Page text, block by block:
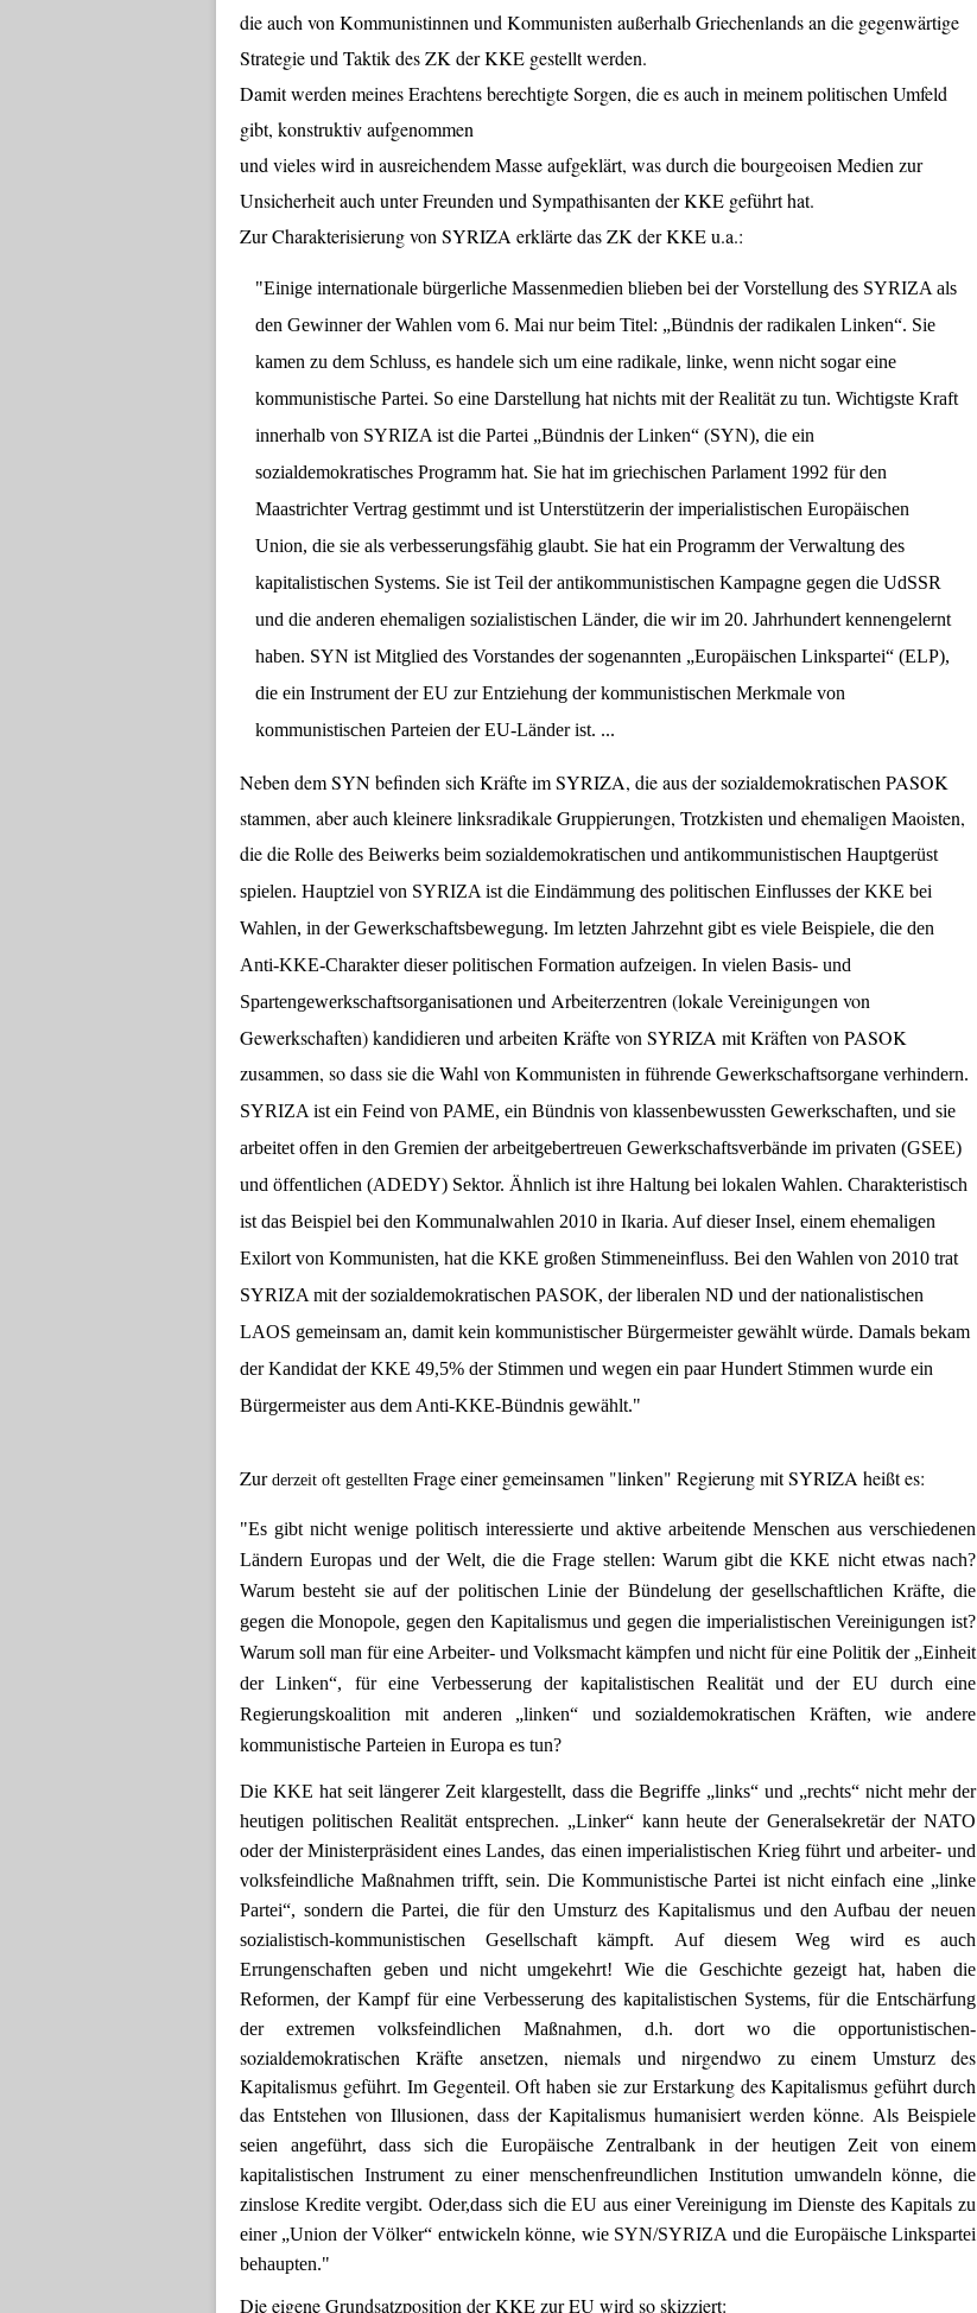
die auch von Kommunistinnen und Kommunisten außerhalb Griechenlands an die gegenwärtige
Strategie und Taktik des ZK der KKE gestellt werden.
Damit werden meines Erachtens berechtigte Sorgen, die es auch in meinem politischen Umfeld
gibt, konstruktiv aufgenommen
und vieles wird in ausreichendem Masse aufgeklärt, was durch die bourgeoisen Medien zur
Unsicherheit auch unter Freunden und Sympathisanten der KKE geführt hat.
Zur Charakterisierung von SYRIZA erklärte das ZK der KKE u.a.:
"Einige internationale bürgerliche Massenmedien blieben bei der Vorstellung des SYRIZA als
den Gewinner der Wahlen vom 6. Mai nur beim Titel: „Bündnis der radikalen Linken“. Sie
kamen zu dem Schluss, es handele sich um eine radikale, linke, wenn nicht sogar eine
kommunistische Partei. So eine Darstellung hat nichts mit der Realität zu tun. Wichtigste Kraft
innerhalb von SYRIZA ist die Partei „Bündnis der Linken“ (SYN), die ein
sozialdemokratisches Programm hat. Sie hat im griechischen Parlament 1992 für den
Maastrichter Vertrag gestimmt und ist Unterstützerin der imperialistischen Europäischen
Union, die sie als verbesserungsfähig glaubt. Sie hat ein Programm der Verwaltung des
kapitalistischen Systems. Sie ist Teil der antikommunistischen Kampagne gegen die UdSSR
und die anderen ehemaligen sozialistischen Länder, die wir im 20. Jahrhundert kennengelernt
haben. SYN ist Mitglied des Vorstandes der sogenannten „Europäischen Linkspartei“ (ELP),
die ein Instrument der EU zur Entziehung der kommunistischen Merkmale von
kommunistischen Parteien der EU-Länder ist. ...
Neben dem SYN befinden sich Kräfte im SYRIZA, die aus der sozialdemokratischen PASOK
stammen, aber auch kleinere linksradikale Gruppierungen, Trotzkisten und ehemaligen Maoisten,
die die Rolle des Beiwerks beim sozialdemokratischen und antikommunistischen Hauptgerüst
spielen. Hauptziel von SYRIZA ist die Eindämmung des politischen Einflusses der KKE bei
Wahlen, in der Gewerkschaftsbewegung. Im letzten Jahrzehnt gibt es viele Beispiele, die den
Anti-KKE-Charakter dieser politischen Formation aufzeigen. In vielen Basis- und
Spartengewerkschaftsorganisationen und Arbeiterzentren (lokale Vereinigungen von
Gewerkschaften) kandidieren und arbeiten Kräfte von SYRIZA mit Kräften von PASOK
zusammen, so dass sie die Wahl von Kommunisten in führende Gewerkschaftsorgane verhindern.
SYRIZA ist ein Feind von PAME, ein Bündnis von klassenbewussten Gewerkschaften, und sie
arbeitet offen in den Gremien der arbeitgebertreuen Gewerkschaftsverbände im privaten (GSEE)
und öffentlichen (ADEDY) Sektor. Ähnlich ist ihre Haltung bei lokalen Wahlen. Charakteristisch
ist das Beispiel bei den Kommunalwahlen 2010 in Ikaria. Auf dieser Insel, einem ehemaligen
Exilort von Kommunisten, hat die KKE großen Stimmeneinfluss. Bei den Wahlen von 2010 trat
SYRIZA mit der sozialdemokratischen PASOK, der liberalen ND und der nationalistischen
LAOS gemeinsam an, damit kein kommunistischer Bürgermeister gewählt würde. Damals bekam
der Kandidat der KKE 49,5% der Stimmen und wegen ein paar Hundert Stimmen wurde ein
Bürgermeister aus dem Anti-KKE-Bündnis gewählt."
Zur derzeit oft gestellten Frage einer gemeinsamen "linken" Regierung mit SYRIZA heißt es:
"Es gibt nicht wenige politisch interessierte und aktive arbeitende Menschen aus verschiedenen
Ländern Europas und der Welt, die die Frage stellen: Warum gibt die KKE nicht etwas nach?
Warum besteht sie auf der politischen Linie der Bündelung der gesellschaftlichen Kräfte, die
gegen die Monopole, gegen den Kapitalismus und gegen die imperialistischen Vereinigungen ist?
Warum soll man für eine Arbeiter- und Volksmacht kämpfen und nicht für eine Politik der „Einheit
der Linken“, für eine Verbesserung der kapitalistischen Realität und der EU durch eine
Regierungskoalition mit anderen „linken“ und sozialdemokratischen Kräften, wie andere
kommunistische Parteien in Europa es tun?
Die KKE hat seit längerer Zeit klargestellt, dass die Begriffe „links“ und „rechts“ nicht mehr der
heutigen politischen Realität entsprechen. „Linker“ kann heute der Generalsekretär der NATO
oder der Ministerpräsident eines Landes, das einen imperialistischen Krieg führt und arbeiter- und
volksfeindliche Maßnahmen trifft, sein. Die Kommunistische Partei ist nicht einfach eine „linke
Partei“, sondern die Partei, die für den Umsturz des Kapitalismus und den Aufbau der neuen
sozialistisch-kommunistischen Gesellschaft kämpft.
Auf diesem Weg wird es auch
Errungenschaften geben und nicht umgekehrt! Wie die Geschichte gezeigt hat, haben die
Reformen, der Kampf für eine Verbesserung des kapitalistischen Systems, für die Entschärfung
der extremen volksfeindlichen Maßnahmen, d.h. dort wo die opportunistischen-
sozialdemokratischen Kräfte ansetzen, niemals und nirgendwo zu einem Umsturz des
Kapitalismus geführt. Im Gegenteil. Oft haben sie zur Erstarkung des Kapitalismus geführt durch
das Entstehen von Illusionen, dass der Kapitalismus humanisiert werden könne.Als Beispiele
seien angeführt, dass sich die Europäische Zentralbank in der heutigen Zeit von einem
kapitalistischen Instrument zu einer menschenfreundlichen Institution umwandeln könne, die
zinslose Kredite vergibt. Oder,dass sich die EU aus einer Vereinigung im Dienste des Kapitals zu
einer „Union der Völker“ entwickeln könne, wie SYN/SYRIZA und die Europäische Linkspartei
behaupten."
Die eigene Grundsatzposition der KKE zur EU wird so skizziert: